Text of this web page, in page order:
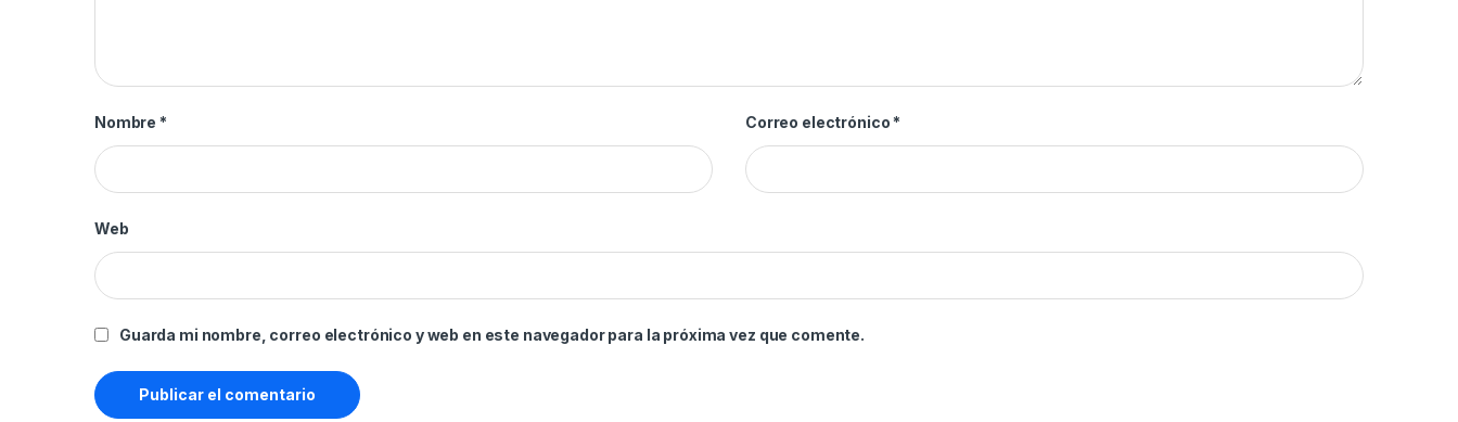
Nombre * Correo electrónico *
Web
Guarda mi nombre, correo electrónico y web en este navegador para la próxima vez que comente.